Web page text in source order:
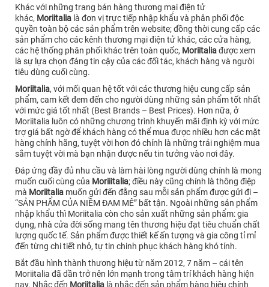
Khác với những trang bán hàng thương mại điện tử
khác, Moriitalia là đơn vị trực tiếp nhập khẩu và phân phối độc
quyền toàn bộ các sản phẩm trên website; đồng thời cung cấp các
sản phẩm cho các kênh thương mại điện tử khác, các cửa hàng,
các hệ thống phân phối khác trên toàn quốc, Moriitaliađược xem
là sự lựa chọn đáng tin cậy của các đối tác, khách hàng và người
tiêu dùng cuối cùng.
Moriitalia, với mối quan hệ tốt với các thương hiệu cung cấp sản
phẩm, cam kết đem đến cho người dùng những sản phẩm tốt nhất
với mức giá tốt nhất (Best Brands – Best Prices). Hơn nữa, ở
Moriitalia luôn có những chương trình khuyến mãi định kỳ với mức
trợ giá bất ngờ để khách hàng có thể mua được nhiều hơn các mặt
hàng chính hãng, tuyệt vời hơn đó chính là những trải nghiệm mua
sắm tuyệt vời mà bạn nhận được nếu tin tưởng vào nơi đây.
Đáp ứng đầy đủ nhu cầu và làm hài lòng người dùng chính là mong
muốn cuối cùng của Moriiitalia; điều này cũng chính là thông điệp
mà Moriitalia muốn gửi đến đằng sau mỗi sản phẩm được gửi đi –
“SẢN PHẨM CỦA NIỀM ĐAM MÊ” bất tận. Ngoài những sản phẩm
nhập khẩu thì Moriitalia còn cho sản xuất những sản phẩm: gia
dụng, nhà cửa đời sống mang tên thương hiệu đạt tiêu chuẩn chất
lượng quốc tế. Sản phẩm được thiết kế ấn tượng và gia công tỉ mỉ
đến từng chi tiết nhỏ, tự tin chinh phục khách hàng khó tính.
Bắt đầu hình thành thương hiệu từ năm 2012, 7 năm – cái tên
Moriitalia đã dần trở nên lớn mạnh trong tâm trí khách hàng hiện
nay. Nhắc đến Moriitalia là nhắc đến sản phẩm hàng hiệu chính